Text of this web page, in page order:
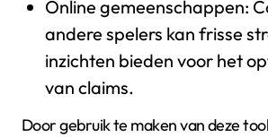
Online gemeenschappen:
andere spelers kan frisse
inzichten bieden voor het
van claims.
Door gebruik te maken van deze